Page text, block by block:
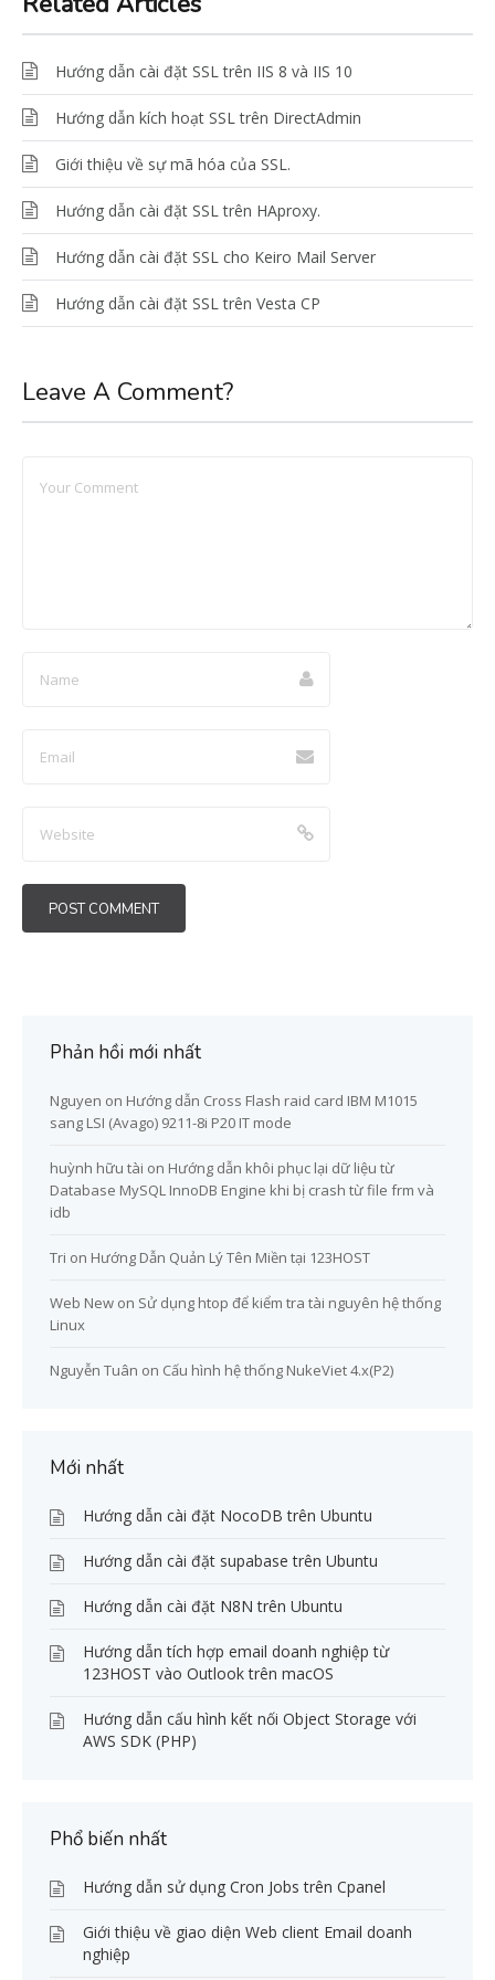
Hướng dẫn cài đặt SSL trên IIS 8 và IIS 10
Hướng dẫn kích hoạt SSL trên DirectAdmin
Giới thiệu về sự mã hóa của SSL.
Hướng dẫn cài đặt SSL trên HAproxy.
Hướng dẫn cài đặt SSL cho Keiro Mail Server
Hướng dẫn cài đặt SSL trên Vesta CP
Leave A Comment?
Phản hồi mới nhất
Nguyen on Hướng dẫn Cross Flash raid card IBM M1015
sang LSI (Avago) 9211-8i P20 IT mode
huỳnh hữu tài on Hướng dẫn khôi phục lại dữ liệu từ
Database MySQL InnoDB Engine khi bị crash từ file frm và
idb
Tri on Hướng Dẫn Quản Lý Tên Miền tại 123HOST
Web New on Sử dụng htop để kiểm tra tài nguyên hệ thống
Linux
Nguyễn Tuân on Cấu hình hệ thống NukeViet 4.x(P2)
Mới nhất
Hướng dẫn cài đặt NocoDB trên Ubuntu
Hướng dẫn cài đặt supabase trên Ubuntu
Hướng dẫn cài đặt N8N trên Ubuntu
Hướng dẫn tích hợp email doanh nghiệp từ
123HOST vào Outlook trên macOS
Hướng dẫn cấu hình kết nối Object Storage với
AWS SDK (PHP)
Phổ biến nhất
Hướng dẫn sử dụng Cron Jobs trên Cpanel
Giới thiệu về giao diện Web client Email doanh
nghiệp